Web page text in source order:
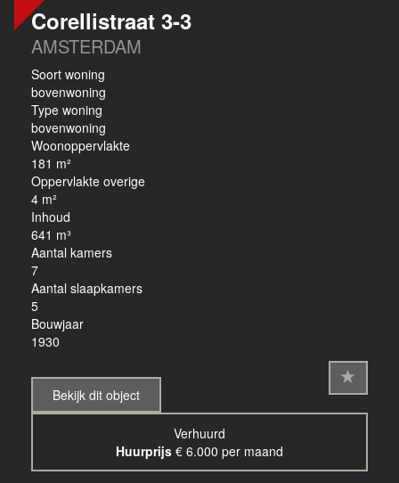
Corellistraat 3-3
AMSTERDAM
Soort woning
bovenwoning
Type woning
bovenwoning
Woonoppervlakte
181 m²
Oppervlakte overige
4 m²
Inhoud
641 m³
Aantal kamers
7
Aantal slaapkamers
5
Bouwjaar
1930
Bekijk dit object
Verhuurd
Huurprijs € 6.000 per maand